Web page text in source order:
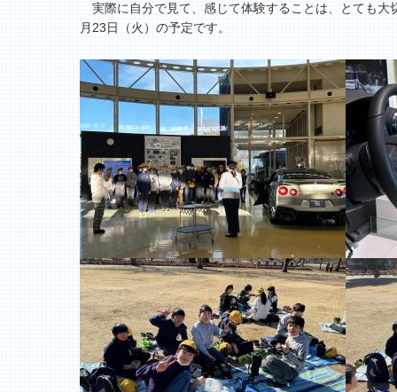
実際に自分で見て、感じて体験することは、とても大
月23日（火）の予定です。